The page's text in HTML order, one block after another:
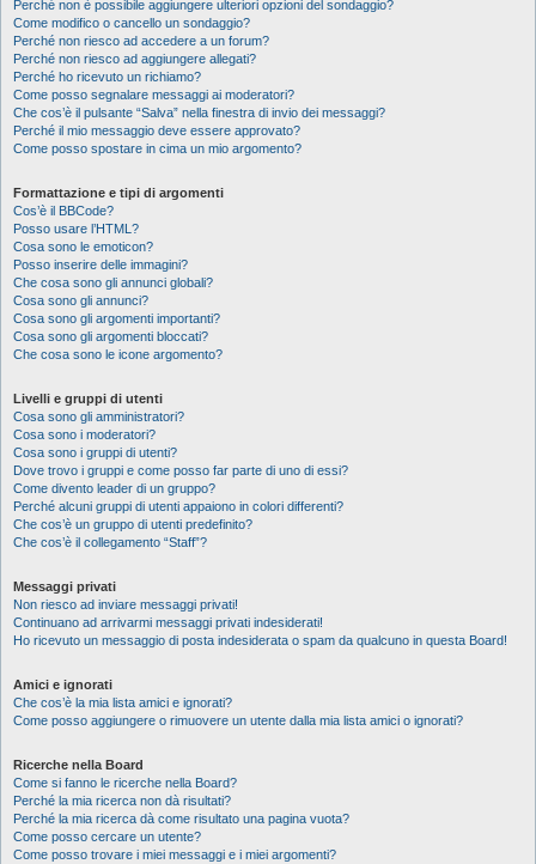
Perché non è possibile aggiungere ulteriori opzioni del sondaggio?
Come modifico o cancello un sondaggio?
Perché non riesco ad accedere a un forum?
Perché non riesco ad aggiungere allegati?
Perché ho ricevuto un richiamo?
Come posso segnalare messaggi ai moderatori?
Che cos’è il pulsante “Salva” nella finestra di invio dei messaggi?
Perché il mio messaggio deve essere approvato?
Come posso spostare in cima un mio argomento?
Formattazione e tipi di argomenti
Cos’è il BBCode?
Posso usare l’HTML?
Cosa sono le emoticon?
Posso inserire delle immagini?
Che cosa sono gli annunci globali?
Cosa sono gli annunci?
Cosa sono gli argomenti importanti?
Cosa sono gli argomenti bloccati?
Che cosa sono le icone argomento?
Livelli e gruppi di utenti
Cosa sono gli amministratori?
Cosa sono i moderatori?
Cosa sono i gruppi di utenti?
Dove trovo i gruppi e come posso far parte di uno di essi?
Come divento leader di un gruppo?
Perché alcuni gruppi di utenti appaiono in colori differenti?
Che cos’è un gruppo di utenti predefinito?
Che cos’è il collegamento “Staff”?
Messaggi privati
Non riesco ad inviare messaggi privati!
Continuano ad arrivarmi messaggi privati indesiderati!
Ho ricevuto un messaggio di posta indesiderata o spam da qualcuno in questa Board!
Amici e ignorati
Che cos’è la mia lista amici e ignorati?
Come posso aggiungere o rimuovere un utente dalla mia lista amici o ignorati?
Ricerche nella Board
Come si fanno le ricerche nella Board?
Perché la mia ricerca non dà risultati?
Perché la mia ricerca dà come risultato una pagina vuota?
Come posso cercare un utente?
Come posso trovare i miei messaggi e i miei argomenti?